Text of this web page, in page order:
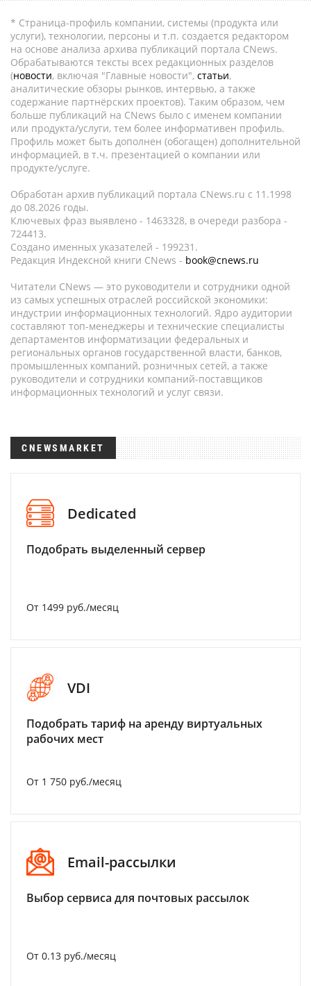
* Страница-профиль компании, системы (продукта или
услуги), технологии, персоны и т.п. создается редактором
на основе анализа архива публикаций портала CNews.
Обрабатываются тексты всех редакционных разделов
(новости, включая "Главные новости", статьи,
аналитические обзоры рынков, интервью, а также
содержание партнёрских проектов). Таким образом, чем
больше публикаций на CNews было с именем компании
или продукта/услуги, тем более информативен профиль.
Профиль может быть дополнен (обогащен) дополнительной
информацией, в т.ч. презентацией о компании или
продукте/услуге.
Обработан архив публикаций портала CNews.ru c 11.1998
до 08.2026 годы.
Ключевых фраз выявлено - 1463328, в очереди разбора -
724413.
Создано именных указателей - 199231.
Редакция Индексной книги CNews - book@cnews.ru
Читатели CNews — это руководители и сотрудники одной
из самых успешных отраслей российской экономики:
индустрии информационных технологий. Ядро аудитории
составляют топ-менеджеры и технические специалисты
департаментов информатизации федеральных и
региональных органов государственной власти, банков,
промышленных компаний, розничных сетей, а также
руководители и сотрудники компаний-поставщиков
информационных технологий и услуг связи.
CNEWSMARKET
Dedicated
Подобрать выделенный сервер
От 1499 руб./месяц
VDI
Подобрать тариф на аренду виртуальных
рабочих мест
От 1 750 руб./месяц
Email-рассылки
Выбор сервиса для почтовых рассылок
От 0.13 руб./месяц